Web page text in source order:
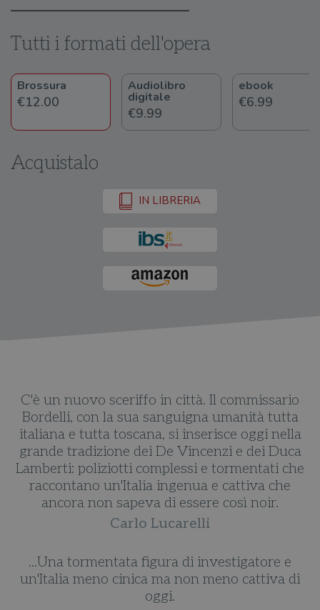
Tutti i formati dell'opera
Brossura
€12.00
Audiolibro
digitale
€9.99
ebook
€6.99
Acquistalo
IN LIBRERIA
C'è un nuovo sceriffo in città. Il commissario
Bordelli, con la sua sanguigna umanità tutta
italiana e tutta toscana, si inserisce oggi nella
grande tradizione dei De Vincenzi e dei Duca
Lamberti: poliziotti complessi e tormentati che
raccontano un'Italia ingenua e cattiva che
ancora non sapeva di essere così noir.
Carlo Lucarelli
...Una tormentata figura di investigatore e
un'Italia meno cinica ma non meno cattiva di
oggi.